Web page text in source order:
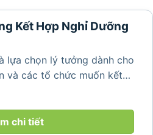
Kết Hợp Nghỉ Dưỡng
lựa chọn lý tưởng dành cho
và các tổ chức muốn kết
và tổ chức các hoạt
chi tiết